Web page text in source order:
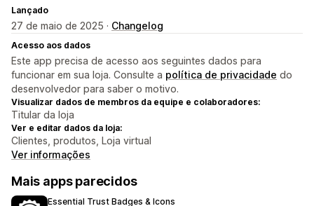
Lançado
27 de maio de 2025 · Changelog
Acesso aos dados
Este app precisa de acesso aos seguintes dados para
funcionar em sua loja. Consulte a política de privacidade do
desenvolvedor para saber o motivo.
Visualizar dados de membros da equipe e colaboradores:
Titular da loja
Ver e editar dados da loja:
Clientes, produtos, Loja virtual
Ver informações
Mais apps parecidos
Essential Trust Badges & Icons